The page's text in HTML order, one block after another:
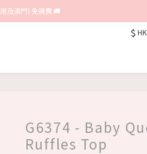
及澳門) 免運費 🚚
$
G6374 - Baby
Ruffles Top